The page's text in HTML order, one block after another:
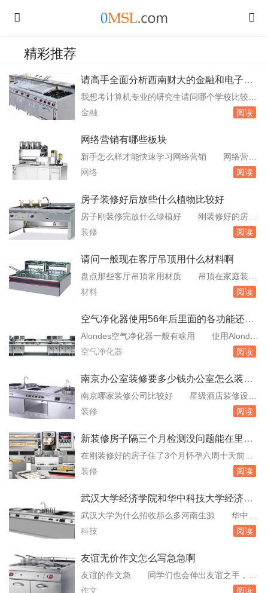
精彩推荐
请高手全面分析西南财大的金融和电子科
大的计算机
我想考计算机专业的研究生请问哪个学校比较
好 南京农业大学：南京农业大学的计算机专
面具有特色。中央财经大学：中央财经大学的计
统等方面有所涉猎。西南大学：西南大学的计算
机专业在农业信息化和农村电子商务技术等方面
金融 阅读
网络营销有哪些板块
新手怎么样才能快速学习网络营销 网络营销
比较杂，内容分块，主要看你想学习到什么程度
自媒体运营、电商运营、网络建站等等每个模块
统学习，增强自己，建议还是都去学习，这样自
己工作的范围更广、起点更高，如果有机会统。
网络 阅读
房子装修好后放些什么植物比较好
房子刚装修完放什么绿植好 刚装修好的房间
最好放些绿叶植物，吸收有害气体，净化空气功
呀，它们可是绿色植物，除甲醛，如果怕土植弄
生植物也有比较好的净化功效。希望可以帮到
你。新装修的房子放什么植物除甲醛 多开窗
装修 阅读
请问一般现在客厅吊顶用什么材料啊
盘点那些客厅吊顶常用材质 吊顶在家庭装修
中的重要性不容忽视，而吊顶材料的选择更是重
呢？下面，小编为大家一一盘点，快来看看吧！
材料。这种材料经济又实惠，还有重量轻、防。
家里在装修客厅吊顶用什么材料好 现在家庭
材料 阅读
空气净化器使用56年后里面的各功能还起
作用吗
Alondes空气净化器一般有啥用 使用Alondes
空气净化器的好处1、净化空气：空气负离子使
气溶性物质易于聚沉，能与空气中有机物质起氧
气、改善环境质量的作用。2、杀菌：空气负离
子可与空气中附着在尘埃上的细菌、微生...
空气净化器 阅读
南京办公室装修要多少钱办公室怎么装修
比较好
南京哪家装修公司比较好 星级酒店装修设
计、大型娱乐餐饮会所装修设计、商业中心设计
公共空间装修设计及其它中大型室内外装饰工程
室，商业空间，工厂的装修。以上就是南京一些
口碑较好的装修公司，希望能够。便宜装修办公
装修 阅读
新装修房子隔三个月检测没问题能在里面
怀孕吗
在刚装修好的房子住了3个月怀孕六周十天前找
人关闭门窗检测甲醛 新装修的房子建议测一
不良影响有很多，主要是有以下几个方面：1.导
等问题的出现。2、影响胎儿正常生长甲醛的刺
激性气味，还很容易刺激孕妈妈的皮肤和呼吸道
装修 阅读
武汉大学经济学院和华中科技大学经济学
院哪个更强一些
武汉大学为什么招收那么多河南生源 华中师
范大学、华中农业大学、中南财经政法大学和中
校，例如：中南民族大学、湖北工业大学、湖北
等。华中科技大学今年在河南投放49个专业、50
科技 阅读
友谊无价作文怎么写急急啊
友谊的作文急 同学们也会伸出友谊之手，把
馒头或咸菜递到他的手中，也许只会得到一声真
作文 阅读